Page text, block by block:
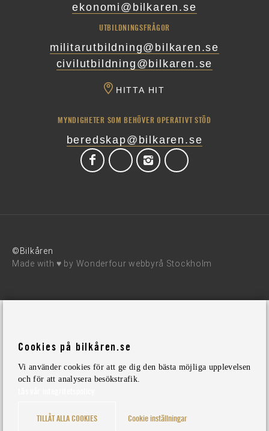
ekonomi@bilkaren.se
UTBILDNINGSFRÅGOR
militarutbildning@bilkaren.se
civilutbildning@bilkaren.se
HITTA HIT
MYNDIGHETER SOM BEHÖVER OPERATIVT STÖD
beredskap@bilkaren.se
©Bilkåren
Made with ♥ by Wonderfour webbyrå Stockholm
Cookies på bilkåren.se
Vi använder cookies för att ge dig den bästa möjliga upplevelsen
och för att analysera besökstrafik.
TILLÅT ALLA COOKIES Cookie inställningar